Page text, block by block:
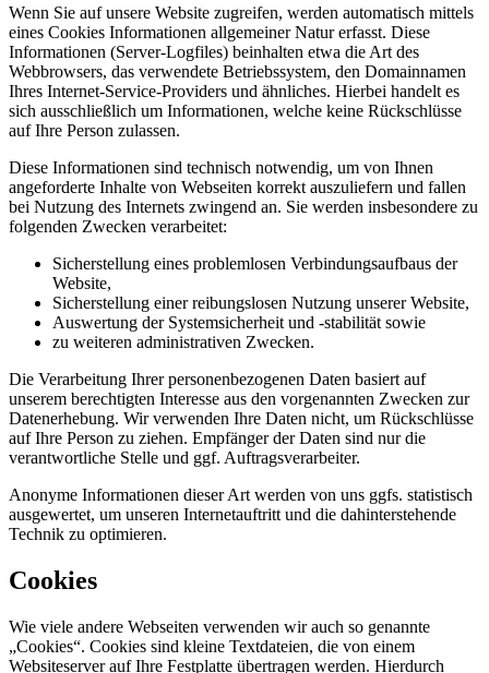
Wenn Sie auf unsere Website zugreifen, werden automatisch mittels
eines Cookies Informationen allgemeiner Natur erfasst. Diese
Informationen (Server-Logfiles) beinhalten etwa die Art des
Webbrowsers, das verwendete Betriebssystem, den Domainnamen
Ihres Internet-Service-Providers und ähnliches. Hierbei handelt es
sich ausschließlich um Informationen, welche keine Rückschlüsse
auf Ihre Person zulassen.
Diese Informationen sind technisch notwendig, um von Ihnen
angeforderte Inhalte von Webseiten korrekt auszuliefern und fallen
bei Nutzung des Internets zwingend an. Sie werden insbesondere zu
folgenden Zwecken verarbeitet:
Sicherstellung eines problemlosen Verbindungsaufbaus der
Website,
Sicherstellung einer reibungslosen Nutzung unserer Website,
Auswertung der Systemsicherheit und -stabilität sowie
zu weiteren administrativen Zwecken.
Die Verarbeitung Ihrer personenbezogenen Daten basiert auf
unserem berechtigten Interesse aus den vorgenannten Zwecken zur
Datenerhebung. Wir verwenden Ihre Daten nicht, um Rückschlüsse
auf Ihre Person zu ziehen. Empfänger der Daten sind nur die
verantwortliche Stelle und ggf. Auftragsverarbeiter.
Anonyme Informationen dieser Art werden von uns ggfs. statistisch
ausgewertet, um unseren Internetauftritt und die dahinterstehende
Technik zu optimieren.
Cookies
Wie viele andere Webseiten verwenden wir auch so genannte
„Cookies“. Cookies sind kleine Textdateien, die von einem
Websiteserver auf Ihre Festplatte übertragen werden. Hierdurch